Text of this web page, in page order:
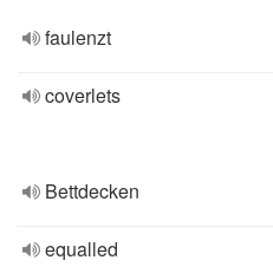
faulenzt
coverlets
Bettdecken
equalled